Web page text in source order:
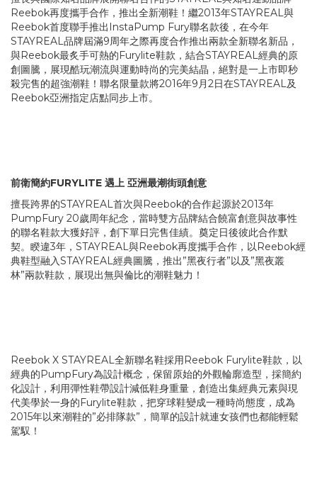
Reebok再度攜手合作，推出全新潮鞋！繼2013年STAYREAL與
Reebok首度聯手推出InstaPump Fury聯名款後，在今年
STAYREAL品牌屆滿9周年之際再度合作推出兩款全新聯名新品，
與Reebok最炙手可熱的Furylite鞋款，結合STAYREAL經典的原
創圖騰，展現酷玩潮流與運動時尚的完美結晶，絕對是一上市即秒
殺完售的超強潮鞋！聯名限量款將2016年9月2日在STAYREAL及
Reebok亞洲指定店點同步上市。
前衛簡約FURYLITE 遇上 亞洲最潮街頭創意
擅長跨界的STAYREAL首次與Reebok的合作起源於2013年
PumpFury 20歲周年紀念，當時雙方品牌結合饒富創意與故事性
的聯名鞋款大獲好評，創下單日完售佳績。奠定日後彼此合作默
契。睽違3年，STAYREAL與Reebok再度攜手合作，以Reebok經
典鞋型融入STAYREAL經典圖騰，推出”黑夜行者”以及”黑夜叢
林”兩款鞋款，展現出無與倫比的潮鞋魅力！
Reebok X STAYREAL全新聯名鞋採用Reebok Furylite鞋款，以
經典的PumpFury為設計概念，保留原始的外觀輪廓造型，採簡約
化設計，利用彈性鞋帶設計減低鞋身重量，創造出集經典元素與現
代美學於一身的Furylite鞋款，把穿球鞋變成一種時尚態度，成為
2015年以來潮鞋的”必排隊款”，簡單的設計就連女孩們也都能輕鬆
駕馭！